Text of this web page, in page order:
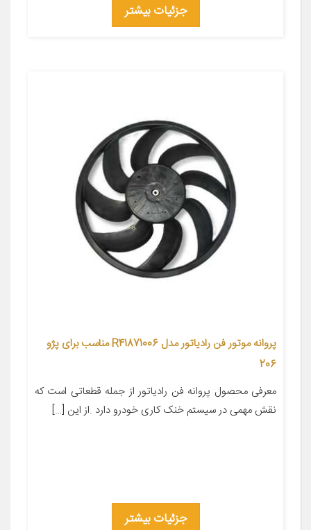
جزئیات بیشتر
پروانه موتور فن رادیاتور مدل R41871006 مناسب برای پژو
206
معرفی محصول پروانه فن رادیاتور از جمله قطعاتی است که
نقش مهمی در سیستم خنک کاری خودرو دارد .از این […]
جزئیات بیشتر